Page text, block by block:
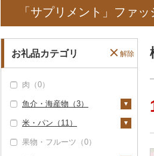
「サプリメント」ファ
お礼品カテゴリ 解除
肉（0）
魚介・海産物（3）
カニ（0）
エビ（0）
米・パン（11）
米（1）
果物・フルーツ（0）